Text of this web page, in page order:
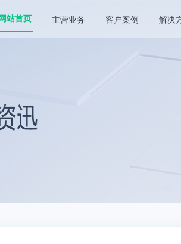
网站首页 主营业务 客户案例 解决